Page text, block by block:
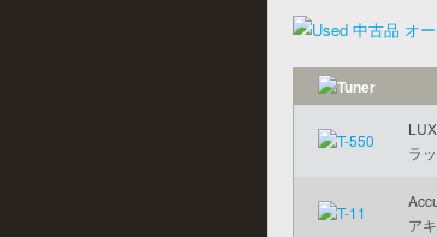
ラ
ア